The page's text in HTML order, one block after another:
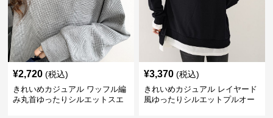
¥2,720 (税込)
きれいめカジュアル ワッフル編
み丸首ゆったりシルエットスエ
¥3,370 (税込)
きれいめカジュアル レイヤード
風ゆったりシルエットプルオー